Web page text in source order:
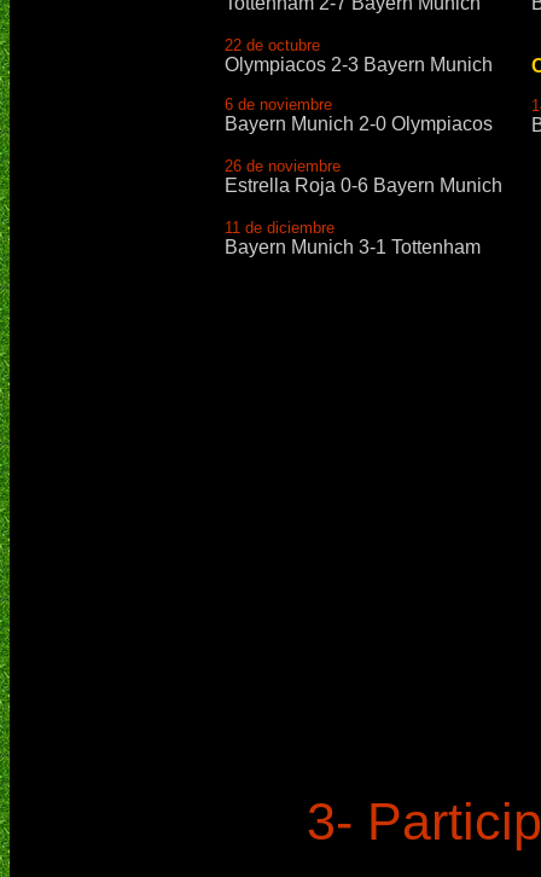
22 de octubre
Olympiacos 2-3 Bayern Munich
6 de noviembre
Bayern Munich 2-0 Olympiacos
26 de noviembre
Estrella Roja 0-6 Bayern Munich
11 de diciembre
Bayern Munich 3-1 Tottenham
3-